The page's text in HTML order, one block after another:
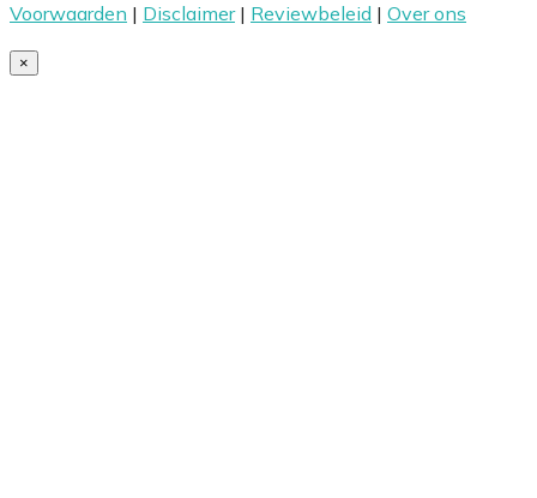
Voorwaarden | Disclaimer| Reviewbeleid | Over ons
×